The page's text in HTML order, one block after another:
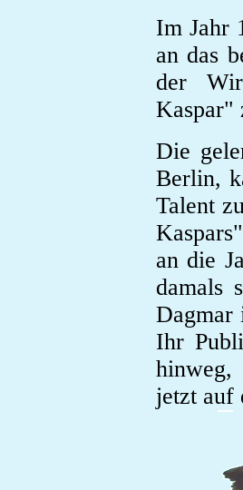
Im Jahr
an das
der
Kaspar"
Die
Berlin,
Talent
an die
damals
Dagmar
Ihr
jetzt auf